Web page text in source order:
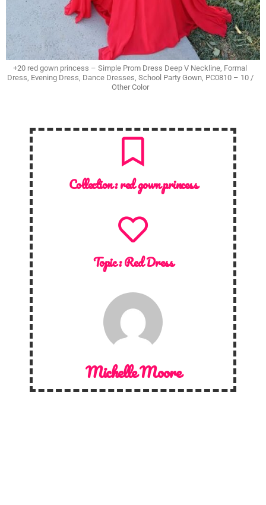
+20 red gown princess – Simple Prom Dress Deep V Neckline, Formal
Dress, Evening Dress, Dance Dresses, School Party Gown, PC0810 – 10 /
Other Color
Collection :red gown princess
Topic :Red Dress
Michelle Moore